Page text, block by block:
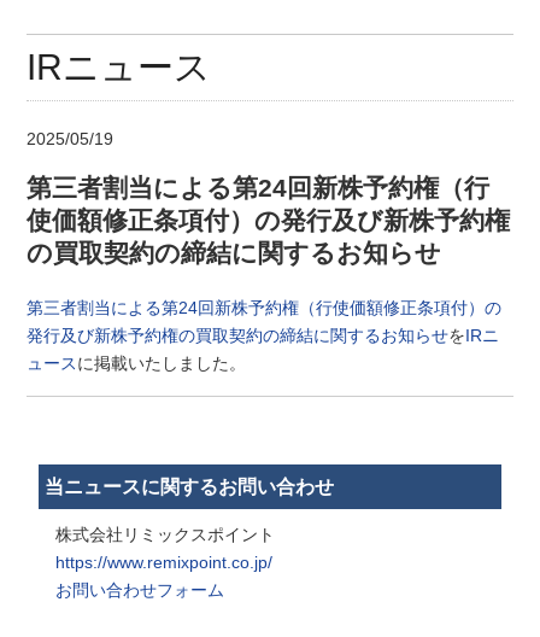
IRニュース
2025/05/19
第三者割当による第24回新株予約権（行
使価額修正条項付）の発行及び新株予約権
の買取契約の締結に関するお知らせ
第三者割当による第24回新株予約権（行使価額修正条項付）の
発行及び新株予約権の買取契約の締結に関するお知らせをIRニ
ュースに掲載いたしました。
当ニュースに関するお問い合わせ
株式会社リミックスポイント
https://www.remixpoint.co.jp/
お問い合わせフォーム